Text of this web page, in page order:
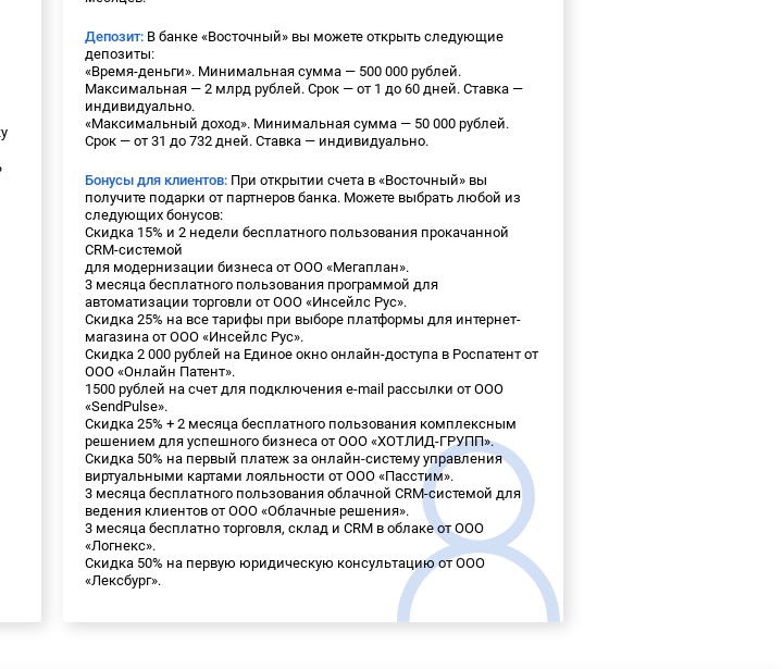
Депозит: В банке «Восточный» вы можете открыть следующие
депозиты:
«Время-деньги». Минимальная сумма — 500 000 рублей.
Максимальная — 2 млрд рублей. Срок — от 1 до 60 дней. Ставка —
индивидуально.
«Максимальный доход». Минимальная сумма — 50 000 рублей.
Срок — от 31 до 732 дней. Ставка — индивидуально.
Бонусы для клиентов: При открытии счета в «Восточный» вы
получите подарки от партнеров банка. Можете выбрать любой из
следующих бонусов:
Скидка 15% и 2 недели бесплатного пользования прокачанной
CRM-системой
для модернизации бизнеса от ООО «Мегаплан».
3 месяца бесплатного пользования программой для
автоматизации торговли от ООО «Инсейлс Рус».
Скидка 25% на все тарифы при выборе платформы для интернет-
магазина от ООО «Инсейлс Рус».
Скидка 2 000 рублей на Единое окно онлайн-доступа в Роспатент от
ООО «Онлайн Патент».
1500 рублей на счет для подключения e-mail рассылки от ООО
«SendPulse».
Скидка 25% + 2 месяца бесплатного пользования комплексным
решением для успешного бизнеса от ООО «ХОТЛИД-ГРУПП».
Скидка 50% на первый платеж за онлайн-систему управления
виртуальными картами лояльности от ООО «Пасстим».
3 месяца бесплатного пользования облачной CRM-системой для
ведения клиентов от ООО «Облачные решения».
3 месяца бесплатно торговля, склад и CRM в облаке от ООО
«Логнекс».
Скидка 50% на первую юридическую консультацию от ООО
«Лексбург».